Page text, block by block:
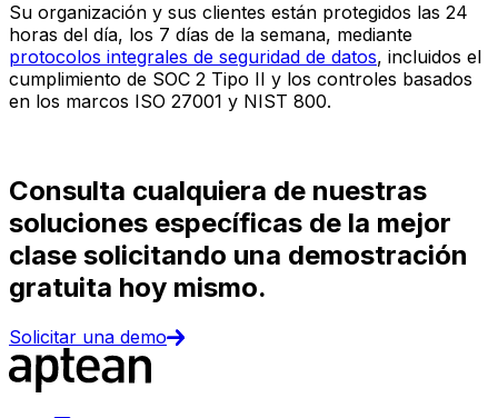
Su organización y sus clientes están protegidos las 24
horas del día, los 7 días de la semana, mediante
protocolos integrales de seguridad de datos, incluidos el
cumplimiento de SOC 2 Tipo II y los controles basados
en los marcos ISO 27001 y NIST 800.
Consulta cualquiera de nuestras
soluciones específicas de la mejor
clase solicitando una demostración
gratuita hoy mismo.
Solicitar una demo